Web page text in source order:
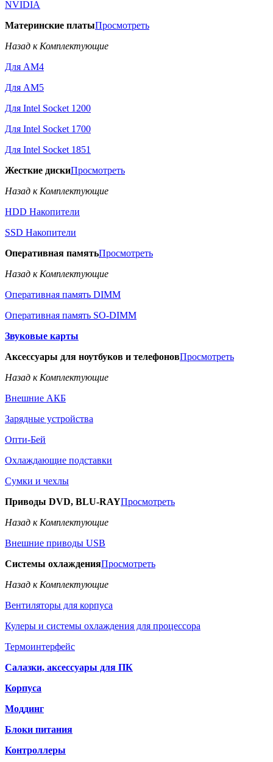
NVIDIA
Материнские платыПросмотреть
Назад к Комплектующие
Для AM4
Для AM5
Для Intel Socket 1200
Для Intel Socket 1700
Для Intel Socket 1851
Жесткие дискиПросмотреть
Назад к Комплектующие
HDD Накопители
SSD Накопители
Оперативная памятьПросмотреть
Назад к Комплектующие
Оперативная память DIMM
Оперативная память SO-DIMM
Звуковые карты
Аксессуары для ноутбуков и телефоновПросмотреть
Назад к Комплектующие
Внешние АКБ
Зарядные устройства
Опти-Бей
Охлаждающие подставки
Сумки и чехлы
Приводы DVD, BLU-RAYПросмотреть
Назад к Комплектующие
Внешние приводы USB
Системы охлажденияПросмотреть
Назад к Комплектующие
Вентиляторы для корпуса
Кулеры и системы охлаждения для процессора
Термоинтерфейс
Салазки, аксессуары для ПК
Корпуса
Моддинг
Блоки питания
Контроллеры